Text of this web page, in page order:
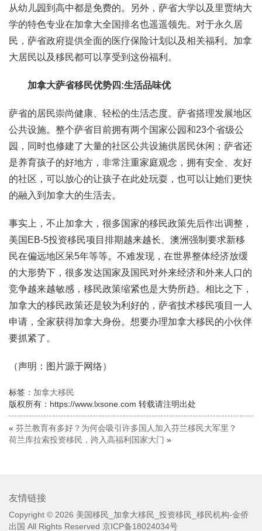
从幼儿园到高中都是免费的。另外，萨省大学以及里贾纳大
学的特色专业在加拿大全国排名也遥遥领先。对于永久居
民，萨省政府提供全面的医疗保险计划以及相关福利。加拿
大居民以及移民都可以享受到这份福利。
加拿大萨省移民优势四:生活品味优
萨省的居民崇尚健康、轻松的生活态度。萨省搭理发展地区
公共设施。整个萨省目前拥有两个国家公园和23个省级公
园，同时也修建了大量的社区公共设施供居民休闲；萨省还
是养育孩子的好地方，非常注重家庭观念，拥有安全、友好
的社区，可以放心的让孩子在此处玩耍，也可以让她们更快
的融入到加拿大的生活去。
事实上，不止加拿大，很多国家的移民政策先后作出调整，
美国EB-5投资移民项目排期越来越长、澳洲强制要求新移
民在偏远地区呆5年等等。不难发现，在世界整体经济放缓
的大形势下，很多发达国家及国民对外来经济和外来人口的
竞争越来越敏感，移民政策缩紧也是大势所趋。相比之下，
加拿大的移民政策还是较为利好的，萨省技术移民项目一人
申请，全家获得加拿大身份。想要办理加拿大移民的小伙伴
要抓紧了。
（声明：图片源于网络）
标签： 加拿大移民
版权所有：https://www.lxsone.com 转载请注明出处
« 芬兰教育有多好？为何会吸引许多国人加入芬兰移民大军里？
荷兰库拉索投资移民，跨入高福利国家大门 »
友情链接
Copyright © 2026 美国移民_加拿大移民_投资移民_移民机构-金侨
出国 All Rights Reserved 京ICP备18024034号